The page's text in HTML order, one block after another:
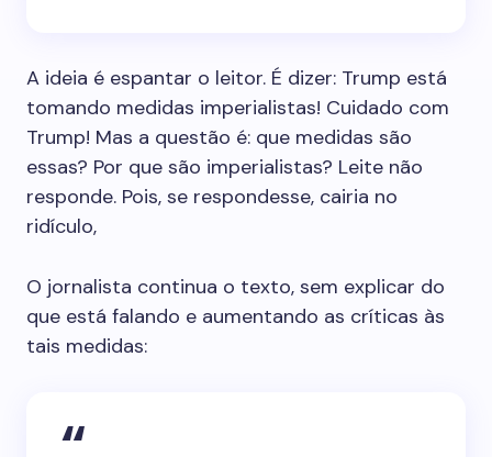
A ideia é espantar o leitor. É dizer: Trump está
tomando medidas imperialistas! Cuidado com
Trump! Mas a questão é: que medidas são
essas? Por que são imperialistas? Leite não
responde. Pois, se respondesse, cairia no
ridículo,
O jornalista continua o texto, sem explicar do
que está falando e aumentando as críticas às
tais medidas: